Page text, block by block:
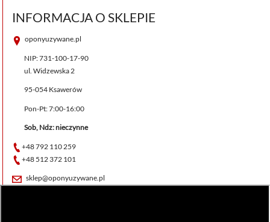
INFORMACJA O SKLEPIE
oponyuzywane.pl
NIP: 731-100-17-90
ul. Widzewska 2
95-054 Ksawerów
Pon-Pt: 7:00-16:00
Sob, Ndz: nieczynne
+48 792 110 259
+48 512 372 101
sklep@oponyuzywane.pl